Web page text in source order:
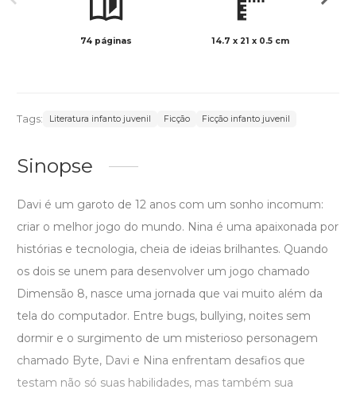
74 páginas 14.7 x 21 x 0.5 cm
Tags: Literatura infanto juvenil Ficção Ficção infanto juvenil
Sinopse
Davi é um garoto de 12 anos com um sonho incomum:
criar o melhor jogo do mundo. Nina é uma apaixonada por
histórias e tecnologia, cheia de ideias brilhantes. Quando
os dois se unem para desenvolver um jogo chamado
Dimensão 8, nasce uma jornada que vai muito além da
tela do computador. Entre bugs, bullying, noites sem
dormir e o surgimento de um misterioso personagem
chamado Byte, Davi e Nina enfrentam desafios que
testam não só suas habilidades, mas também sua